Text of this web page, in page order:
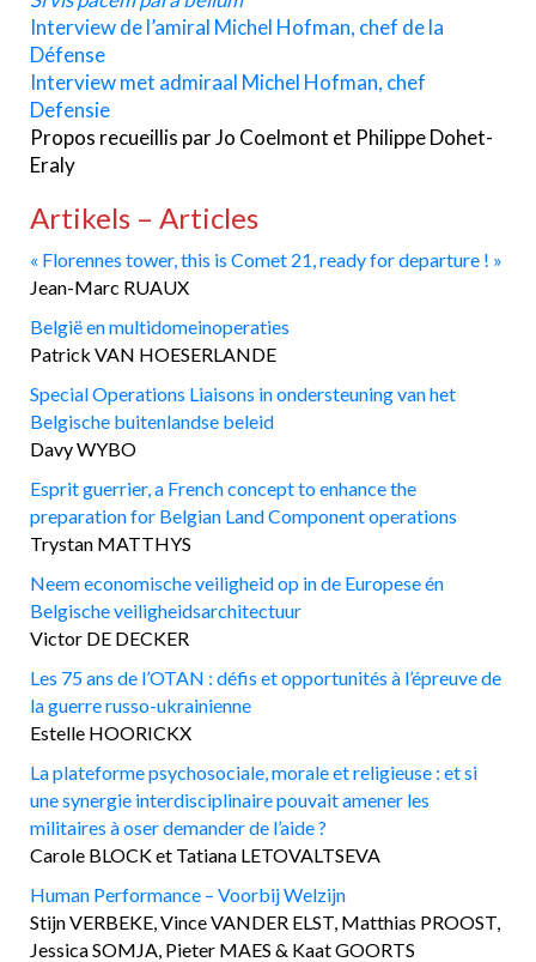
Interview de l’amiral Michel Hofman, chef de la
Défense
Interview met admiraal Michel Hofman, chef
Defensie
Propos recueillis par Jo Coelmont et Philippe Dohet-
Eraly
Artikels – Articles
« Florennes tower, this is Comet 21, ready for departure ! »
Jean-Marc RUAUX
België en multidomeinoperaties
Patrick VAN HOESERLANDE
Special Operations Liaisons in ondersteuning van het
Belgische buitenlandse beleid
Davy WYBO
Esprit guerrier, a French concept to enhance the
preparation for Belgian Land Component operations
Trystan MATTHYS
Neem economische veiligheid op in de Europese én
Belgische veiligheidsarchitectuur
Victor DE DECKER
Les 75 ans de l’OTAN : défis et opportunités à l’épreuve de
la guerre russo-ukrainienne
Estelle HOORICKX
La plateforme psychosociale, morale et religieuse : et si
une synergie interdisciplinaire pouvait amener les
militaires à oser demander de l’aide ?
Carole BLOCK et Tatiana LETOVALTSEVA
Human Performance – Voorbij Welzijn
Stijn VERBEKE, Vince VANDER ELST, Matthias PROOST,
Jessica SOMJA, Pieter MAES & Kaat GOORTS